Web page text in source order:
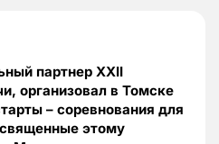
партнер XXII
организовал в Томске
– соревнования для
этому